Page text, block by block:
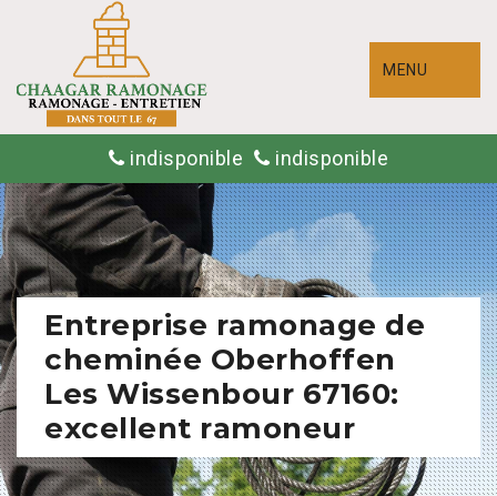
MENU
indisponible indisponible
Entreprise ramonage de
cheminée Oberhoffen
Les Wissenbour 67160:
excellent ramoneur